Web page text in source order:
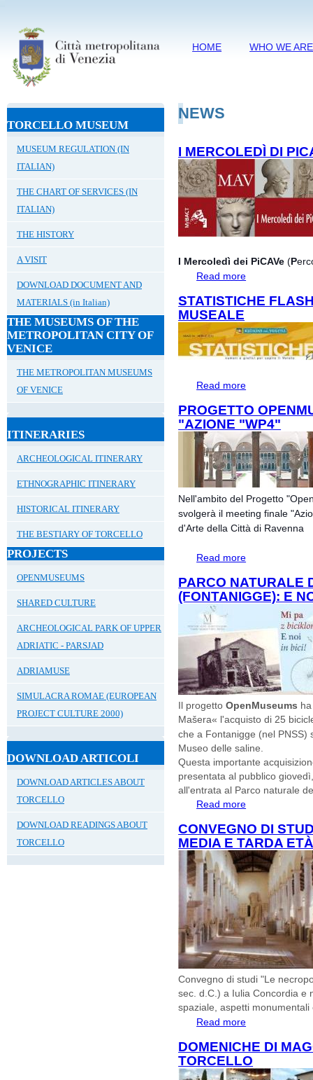
HOME WHO WE ARE
TORCELLO MUSEUM
MUSEUM REGULATION (IN
ITALIAN)
THE CHART OF SERVICES (IN
ITALIAN)
THE HISTORY
A VISIT
DOWNLOAD DOCUMENT AND
MATERIALS (in Italian)
THE MUSEUMS OF THE
METROPOLITAN CITY OF
VENICE
THE METROPOLITAN MUSEUMS
OF VENICE
ITINERARIES
ARCHEOLOGICAL ITINERARY
ETHNOGRAPHIC ITINERARY
HISTORICAL ITINERARY
THE BESTIARY OF TORCELLO
PROJECTS
OPENMUSEUMS
SHARED CULTURE
ARCHEOLOGICAL PARK OF UPPER
ADRIATIC - PARSJAD
ADRIAMUSE
SIMULACRA ROMAE (EUROPEAN
PROJECT CULTURE 2000)
DOWNLOAD ARTICOLI
DOWNLOAD ARTICLES ABOUT
TORCELLO
DOWNLOAD READINGS ABOUT
TORCELLO
NEWS
I MERCOLEDÌ DI
I Mercoledì dei PiCAVe (P
Read more
STATISTICHE
MUSEALE
Read more
PROGETTO
"AZIONE "WP4"
Nell'ambito del Progetto
svolgerà il meeting finale
d'Arte della Città di Ravenna
Read more
PARCO NATURALE
(FONTANIGGE): E
Il progettoOpenMuseums
Mašera« l'acquisto di 25
che a Fontanigge (nel PNSS)
Museo delle saline.
Questa importante
presentata al pubblico
all'entrata al Parco naturale
Read more
CONVEGNO DI
MEDIA E TARDA
Convegno di studi "Le
sec. d.C.) a Iulia Concordia e
spaziale, aspetti
Read more
DOMENICHE DI
TORCELLO